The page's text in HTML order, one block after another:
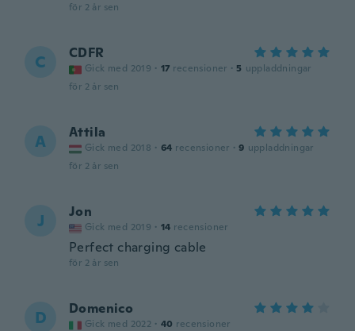
för 2 år sen
C CDFR
Gick med 2019 · 17 recensioner · 5 uppladdningar
för 2 år sen
A Attila
Gick med 2018 · 64 recensioner · 9 uppladdningar
för 2 år sen
J Jon
Gick med 2019 · 14 recensioner
Perfect charging cable
för 2 år sen
D Domenico
Gick med 2022 · 40 recensioner